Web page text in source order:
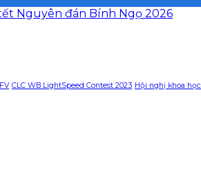
Nguyên đán Bính Ngọ 2026
CLC WB LightSpeed Contest 2023 Hội nghị khoa học